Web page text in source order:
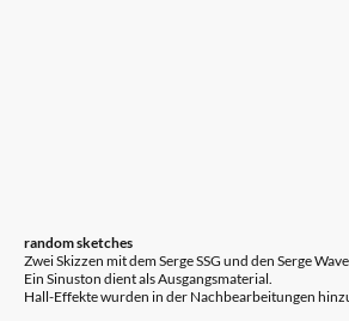
random sketches
Zwei Skizzen mit dem Serge SSG un d den Serge
Ein Sinuston dient als Ausgangsmaterial.
Hall-Effekte wurden in der Nachbearbeitungen